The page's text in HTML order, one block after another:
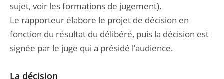
sujet, voir les formations de jugement).
Le rapporteur élabore le projet de décision en
fonction du résultat du délibéré, puis la décision est
signée par le juge qui a présidé l’audience.
La décision